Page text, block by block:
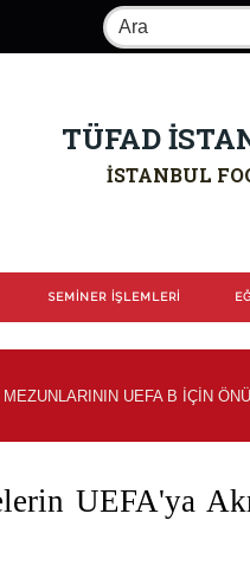
TÜFAD
İSTANBUL
SEMİNER İŞLEMLERİ
UEFA B İÇIN
UEFA'ya